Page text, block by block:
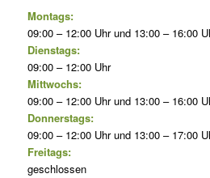
Montags:
09:00 – 12:00 Uhr und 13:00 – 16:00
Dienstags:
09:00 – 12:00 Uhr
Mittwochs:
09:00 – 12:00 Uhr und 13:00 – 16:00
Donnerstags:
09:00 – 12:00 Uhr und 13:00 – 17:00
Freitags:
geschlossen